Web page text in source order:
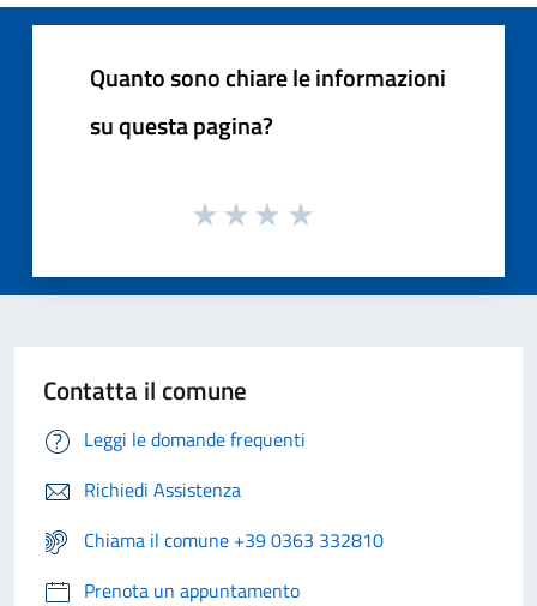
Quanto sono chiare le informazioni
su questa pagina?
Contatta il comune
Leggi le domande frequenti
Richiedi Assistenza
Chiama il comune +39 0363 332810
Prenota un appuntamento